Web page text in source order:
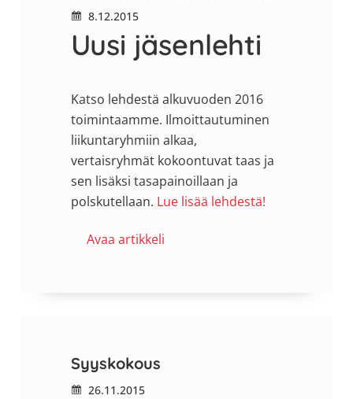
8.12.2015
Uusi jäsenlehti
Katso lehdestä alkuvuoden 2016
toimintaamme. Ilmoittautuminen
liikuntaryhmiin alkaa,
vertaisryhmät kokoontuvat taas ja
sen lisäksi tasapainoillaan ja
polskutellaan. Lue lisää lehdestä!
Avaa artikkeli
Syyskokous
26.11.2015